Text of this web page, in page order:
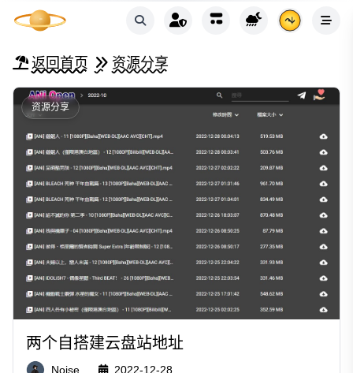
返回首页 资源分享
资源分享
两个自搭建云盘站地址
Noise 2022-12-28